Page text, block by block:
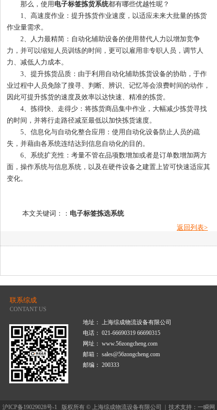
1 2 3 4
那么，使用 电子标签拣货系统都有哪些优越性呢？
1、高速度作业：提升拣货作业速度，以适应未来大批量的拣货
作业量需求。
2、人力最精简：自动化辅助设备的使用替代人力以增加竞争
力，并可以缩短人员训练的时间，更可以雇用非专职人员，调节人
力、减低人力成本。
3、提升拣货品质：由于利用自动化辅助拣货设备的协助，于作
业过程中人员免除了搜寻、判断、辨识、记忆等会浪费时间的动作，
因此可提升拣货的速度及效率以达快速、精准的拣货。
4、拣得快、走得少：将拣货商品集中作业，大幅减少拣货寻找
的时间，并将行走路径减至最低以加快拣货速度。
5、信息化与自动化整合应用：使用自动化设备防止人员的疏
失，并藉由各系统连结达到信息自动化的目的。
6、系统扩充性：考量不管在品项数增加或者是订单数增加两方
面，操作系统与信息系统，以及在硬件设备之建置上皆可快速适应其
变化。
本文关键词：： 电子标签拣选系统
返回列表>
联系综成
CONTANT US
地址： 上海综成物流设备有限公司
电话： 021-66690319 66690315
网址： www.56zongcheng.com
邮箱： sales@56zongcheng.com
邮编： 200333
沪ICP备19029028号-1 版权所有 © 上海综成物流设备有限公司 | 技术支持：一瞬网